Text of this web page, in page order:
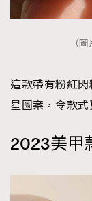
（
這款帶有粉紅
星圖案，令款式
2023美甲